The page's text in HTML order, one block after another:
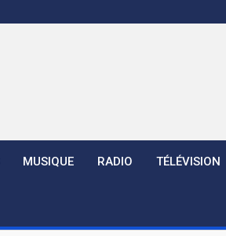
MUSIQUE RADIO TÉLÉVISION